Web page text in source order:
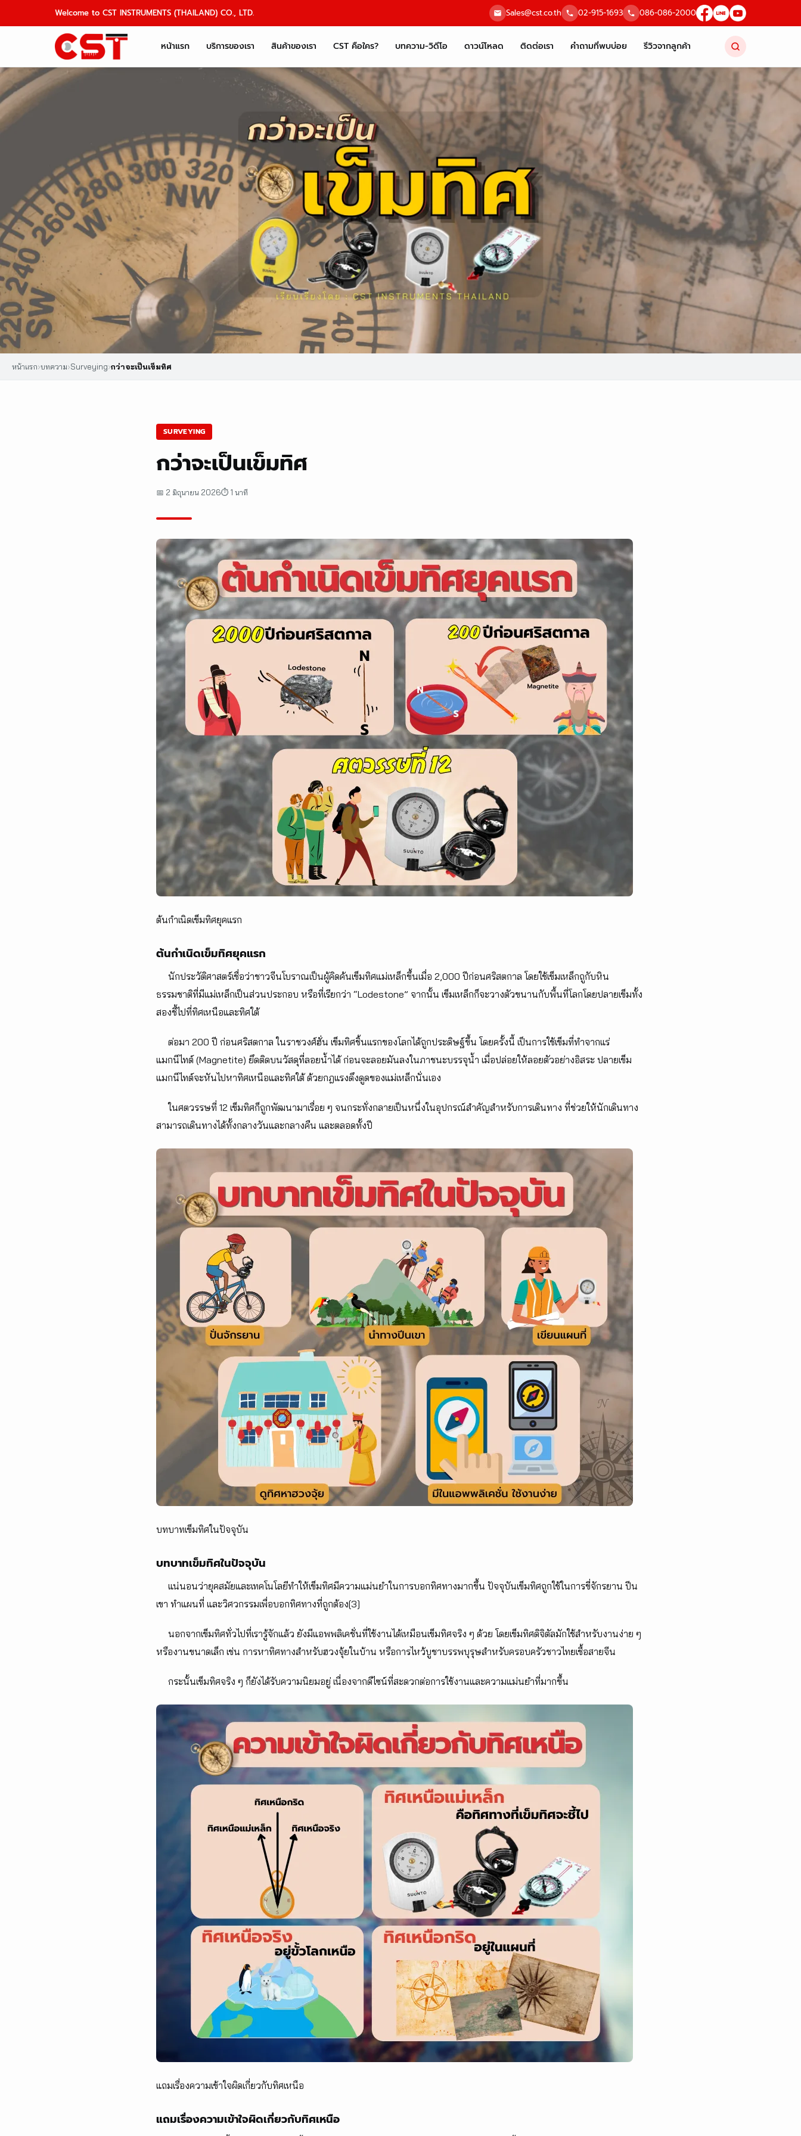
Welcome to CST INSTRUMENTS (THAILAND) CO., LTD. Sales@cst.co.th 02-915-1693 086-086-2000
หน้าแรก บริการของเรา สินค้าของเรา CST คือใคร? บทความ-วิดีโอ ดาวน์โหลด ติดต่อเรา คำถามที่พบบ่อย รีวิวจากลูกค้า
หน้าแรก›บทความ›Surveying›กว่าจะเป็นเข็มทิศ
SURVEYING
กว่าจะเป็นเข็มทิศ
📅 2 มิถุนายน 2026⏱ 1 นาที
ต้นกำเนิดเข็มทิศยุคแรก
ต้นกำเนิดเข็มทิศยุคแรก
นักประวัติศาสตร์เชื่อว่าชาวจีนโบราณเป็นผู้คิดค้นเข็มทิศแม่เหล็กขึ้นเมื่อ 2,000 ปีก่อนศริสตกาล โดยใช้เข็มเหล็กถูกับหิน
ธรรมชาติที่มีแม่เหล็กเป็นส่วนประกอบ หรือที่เรียกว่า “Lodestone” จากนั้น เข็มเหล็กก็จะวางตัวขนานกับพื้นที่โลกโดยปลายเข็มทั้ง
สองชี้ไปที่ทิศเหนือและทิศใต้
ต่อมา 200 ปี ก่อนศริสตกาล ในราชวงศ์ฮั่น เข็มทิศชิ้นแรกของโลกได้ถูกประดิษฐ์ขึ้น โดยครั้งนี้ เป็นการใช้เข็มที่ทำจากแร่
แมกนีไทต์ (Magnetite) ยึดติดบนวัสดุที่ลอยน้ำได้ ก่อนจะลอยมันลงในภาชนะบรรจุน้ำ เมื่อปล่อยให้ลอยตัวอย่างอิสระ ปลายเข็ม
แมกนีไทต์จะหันไปหาทิศเหนือและทิศใต้ ด้วยกฎแรงดึงดูดของแม่เหล็กนั่นเอง
ในศตวรรษที่ 12 เข็มทิศก็ถูกพัฒนามาเรื่อย ๆ จนกระทั่งกลายเป็นหนึ่งในอุปกรณ์สำคัญสำหรับการเดินทาง ที่ช่วยให้นักเดินทาง
สามารถเดินทางได้ทั้งกลางวันและกลางคืน และตลอดทั้งปี
บทบาทเข็มทิศในปัจจุบัน
บทบาทเข็มทิศในปัจจุบัน
แน่นอนว่ายุคสมัยและเทคโนโลยีทำให้เข็มทิศมีความแม่นยำในการบอกทิศทางมากขึ้น ปัจจุบันเข็มทิศถูกใช้ในการขี่จักรยาน ปีน
เขา ทำแผนที่ และวิศวกรรมเพื่อบอกทิศทางที่ถูกต้อง[3]
นอกจากเข็มทิศทั่วไปที่เรารู้จักแล้ว ยังมีแอพพลิเคชั่นที่ใช้งานได้เหมือนเข็มทิศจริง ๆ ด้วย โดยเข็มทิศดิจิตัลมักใช้สำหรับงานง่าย ๆ
หรืองานขนาดเล็ก เช่น การหาทิศทางสำหรับฮวงจุ้ยในบ้าน หรือการไหว้บูชาบรรพบุรุษสำหรับครอบครัวชาวไทยเชื้อสายจีน
กระนั้นเข็มทิศจริง ๆ ก็ยังได้รับความนิยมอยู่ เนื่องจากดีไซน์ที่สะดวกต่อการใช้งานและความแม่นยำที่มากขึ้น
แถมเรื่องความเข้าใจผิดเกี่ยวกับทิศเหนือ
แถมเรื่องความเข้าใจผิดเกี่ยวกับทิศเหนือ